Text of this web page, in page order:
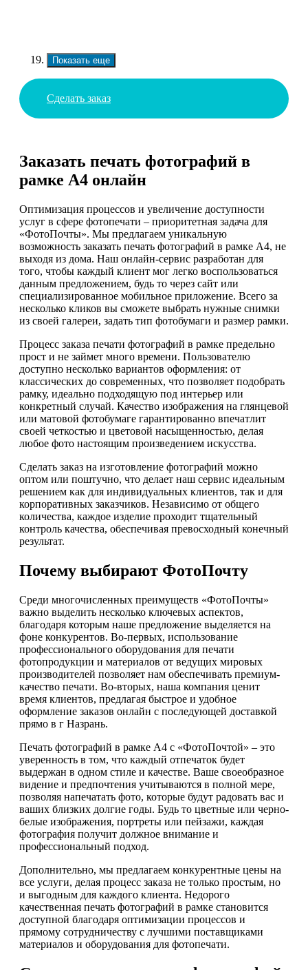
Показать еще
Сделать заказ
Заказать печать фотографий в
рамке А4 онлайн
Оптимизация процессов и увеличение доступности
услуг в сфере фотопечати – приоритетная задача для
«ФотоПочты». Мы предлагаем уникальную
возможность заказать печать фотографий в рамке А4, не
выходя из дома. Наш онлайн-сервис разработан для
того, чтобы каждый клиент мог легко воспользоваться
данным предложением, будь то через сайт или
специализированное мобильное приложение. Всего за
несколько кликов вы сможете выбрать нужные снимки
из своей галереи, задать тип фотобумаги и размер рамки.
Процесс заказа печати фотографий в рамке предельно
прост и не займет много времени. Пользователю
доступно несколько вариантов оформления: от
классических до современных, что позволяет подобрать
рамку, идеально подходящую под интерьер или
конкретный случай. Качество изображения на глянцевой
или матовой фотобумаге гарантированно впечатлит
своей четкостью и цветовой насыщенностью, делая
любое фото настоящим произведением искусства.
Сделать заказ на изготовление фотографий можно
оптом или поштучно, что делает наш сервис идеальным
решением как для индивидуальных клиентов, так и для
корпоративных заказчиков. Независимо от общего
количества, каждое изделие проходит тщательный
контроль качества, обеспечивая превосходный конечный
результат.
Почему выбирают ФотоПочту
Среди многочисленных преимуществ «ФотоПочты»
важно выделить несколько ключевых аспектов,
благодаря которым наше предложение выделяется на
фоне конкурентов. Во-первых, использование
профессионального оборудования для печати
фотопродукции и материалов от ведущих мировых
производителей позволяет нам обеспечивать премиум-
качество печати. Во-вторых, наша компания ценит
время клиентов, предлагая быстрое и удобное
оформление заказов онлайн с последующей доставкой
прямо в г Назрань.
Печать фотографий в рамке А4 с «ФотоПочтой» – это
уверенность в том, что каждый отпечаток будет
выдержан в одном стиле и качестве. Ваше своеобразное
видение и предпочтения учитываются в полной мере,
позволяя напечатать фото, которые будут радовать вас и
ваших близких долгие годы. Будь то цветные или черно-
белые изображения, портреты или пейзажи, каждая
фотография получит должное внимание и
профессиональный подход.
Дополнительно, мы предлагаем конкурентные цены на
все услуги, делая процесс заказа не только простым, но
и выгодным для каждого клиента. Недорого
качественная печать фотографий в рамке становится
доступной благодаря оптимизации процессов и
прямому сотрудничеству с лучшими поставщиками
материалов и оборудования для фотопечати.